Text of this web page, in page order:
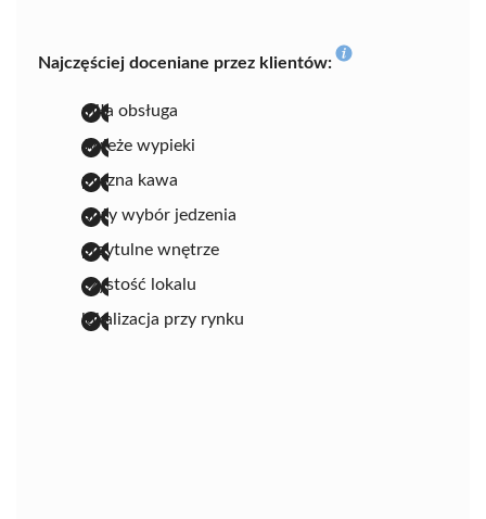
Najczęściej doceniane przez klientów:
miła obsługa
świeże wypieki
pyszna kawa
duży wybór jedzenia
przytulne wnętrze
czystość lokalu
lokalizacja przy rynku